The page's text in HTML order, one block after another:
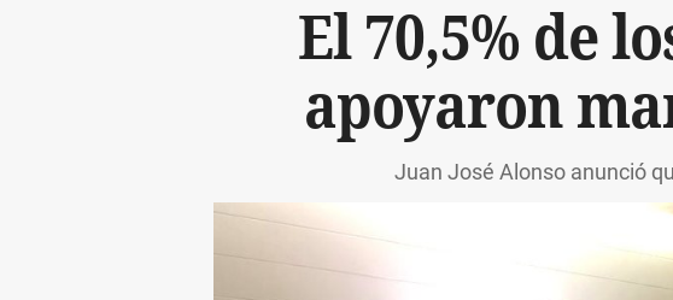
El 70,5% de
apoyaron
Juan José Alonso anunció